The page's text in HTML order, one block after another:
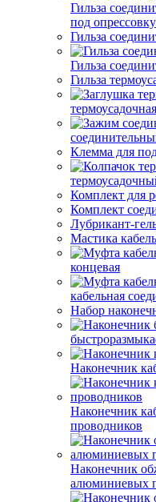
Гильза
под опрессовку
Гильза
Гильза
Гильза
Клемма для
Комплект для
Комплект
Лубрикант-
Мастика
концевая
кабельная
Набор
Наконечник
Наконечник
проводников
Наконечник
алюминиевых